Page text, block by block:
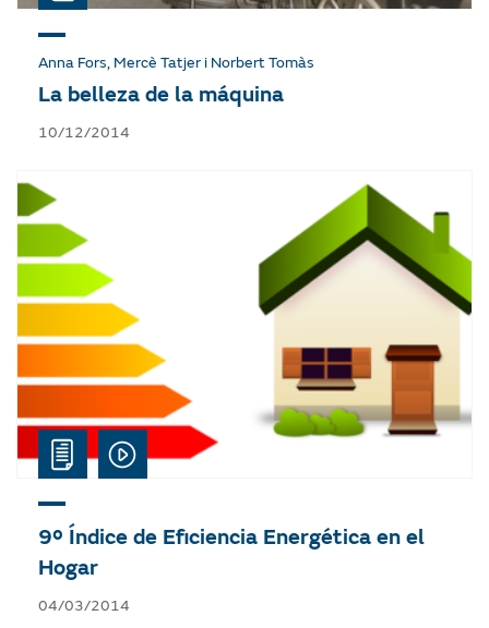
Anna Fors, Mercè Tatjer i Norbert Tomàs
La belleza de la máquina
10/12/2014
9º Índice de Eficiencia Energética en el
Hogar
04/03/2014